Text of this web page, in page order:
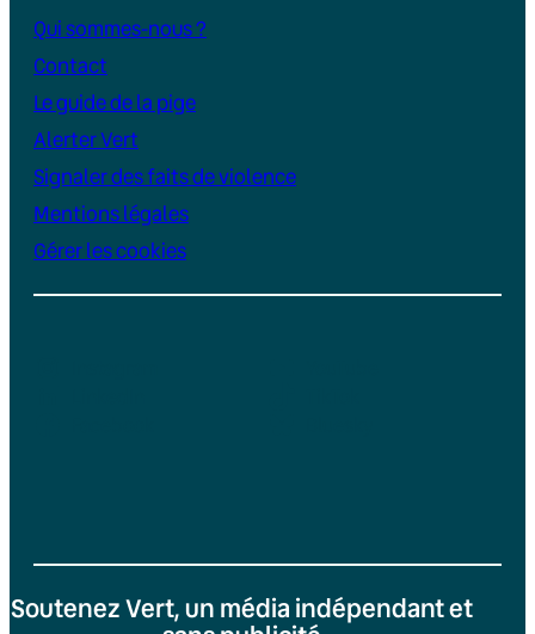
Qui sommes-nous ?
Contact
Le guide de la pige
Alerter Vert
Signaler des faits de violence
Mentions légales
Gérer les cookies
Soutenez Vert, un média indépendant et